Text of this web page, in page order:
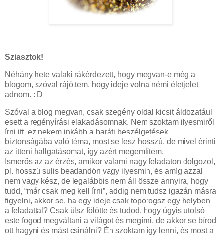
Sziasztok!
Néhány hete valaki rákérdezett, hogy megvan-e még a
blogom, szóval rájöttem, hogy ideje volna némi életjelet
adnom. : D
Szóval a blog megvan, csak szegény oldal kicsit áldozatául
esett a regényírási elakadásomnak. Nem szoktam ilyesmiről
írni itt, ez nekem inkább a baráti beszélgetések
biztonságába való téma, most se lesz hosszú, de mivel érinti
az itteni hallgatásomat, így azért megemlítem.
Ismerős az az érzés, amikor valami nagy feladaton dolgozol,
pl. hosszú sulis beadandón vagy ilyesmin, és amíg azzal
nem vagy kész, de legalábbis nem áll össze annyira, hogy
tudd, “már csak meg kell írni”, addig nem tudsz igazán másra
figyelni, akkor se, ha egy ideje csak toporogsz egy helyben
a feladattal? Csak ülsz fölötte és tudod, hogy úgyis utolsó
este fogod megváltani a világot és megírni, de akkor se bírod
ott hagyni és mást csinálni? Én szoktam így lenni, és most a